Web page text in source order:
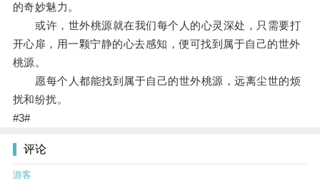
的奇妙魅力。
或许，世外桃源就在我们每个人的心灵深处，只需要打
开心扉，用一颗宁静的心去感知，便可找到属于自己的世外
桃源。
愿每个人都能找到属于自己的世外桃源，远离尘世的烦
扰和纷扰。
#3#
评论
游客